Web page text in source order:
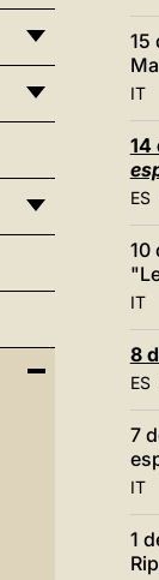
15
IT
14
ES
10
IT
8
ES
7
IT
1